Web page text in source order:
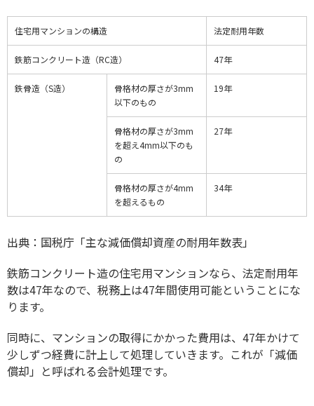
住宅用マンションの構造 法定耐用年数
鉄筋コンクリート造（RC造） 47年
鉄骨造（S造）
骨格材の厚さが3mm
以下のもの
19年
骨格材の厚さが3mm
を超え4mm以下のも
の
27年
骨格材の厚さが4mm
を超えるもの
34年
出典： 国税庁「主な減価償却資産の耐用年数表」
鉄筋コンクリート造の住宅用マンションなら、法定耐用年
数は47年なので、税務上は47年間使用可能ということにな
ります。
同時に、マンションの取得にかかった費用は、47年かけて
少しずつ経費に計上して処理していきます。これが「減価
償却」と呼ばれる会計処理です。